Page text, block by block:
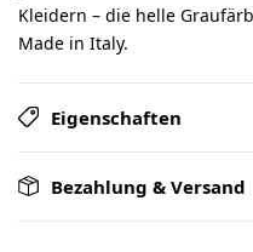
Kleidern – die helle
Made in Italy.
Eigenschaften
Bezahlung & Versand